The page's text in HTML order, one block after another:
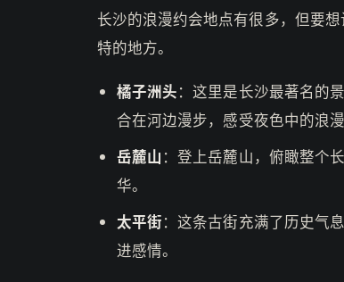
长沙的浪漫约会地点有很多，但要
特的地方。
橘子洲头：这里是长沙最著名的
合在河边漫步，感受夜色中的浪漫
岳麓山 ：登上岳麓山，俯瞰整个
华。
太平街：这条古街充满了历史气
进感情。